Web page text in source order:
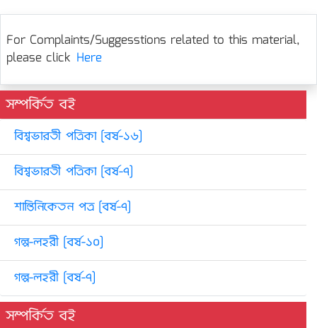
For Complaints/Suggesstions related to this material,
please click Here
সম্পর্কিত বই
বিশ্বভারতী পত্রিকা [বর্ষ-১৬]
বিশ্বভারতী পত্রিকা [বর্ষ-৭]
শান্তিনিকেতন পত্র [বর্ষ-৭]
গল্প-লহরী [বর্ষ-১০]
গল্প-লহরী [বর্ষ-৭]
সম্পর্কিত বই